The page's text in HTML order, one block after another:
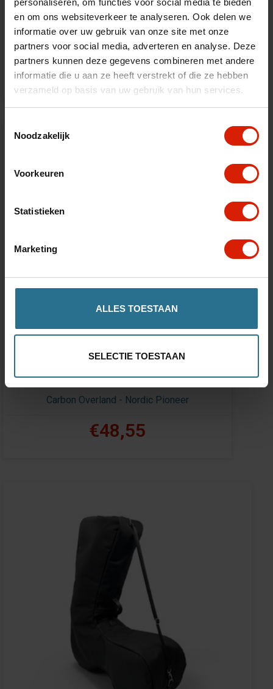
personaliseren, om functies voor social media te bieden
en om ons websiteverkeer te analyseren. Ook delen we
informatie over uw gebruik van onze site met onze
partners voor social media, adverteren en analyse. Deze
partners kunnen deze gegevens combineren met andere
informatie die u aan ze heeft verstrekt of die ze hebben
verzameld op basis van uw gebruik van hun services.
Noodzakelijk
Voorkeuren
Statistieken
Marketing
ALLES TOESTAAN
SELECTIE TOESTAAN
Rugleuning
Carbon Overland - Nordic Pioneer
€72,82
Stokhouder
Carbon Overland - Nordic Pioneer
€48,55